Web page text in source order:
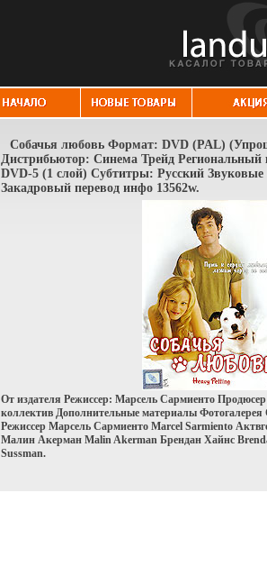
Собачья любовь Формат: DVD (PAL)
Дистрибьютор: Синема Трейд Региональный
DVD-5 (1 слой) Субтитры: Русский
Закадровый перевод инфо 13562w.
От издателя Режиссер: Марсель Сармиенто
коллектив Дополнительные материалы Фотогалерея
Режиссер Марсель Сармиенто Marcel Sarmiento
Малин Акерман Malin Akerman Брендан Хайнс
Sussman.